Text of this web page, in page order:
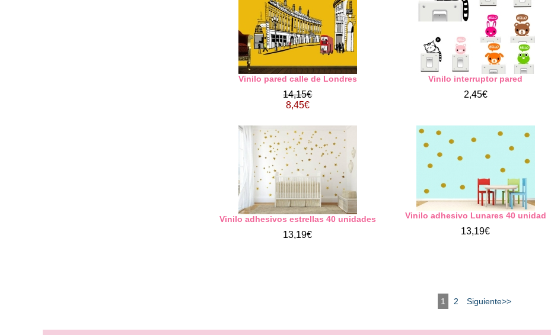
Vinilo pared calle de Londres
14,15€
8,45€
Vinilo interruptor pared
2,45€
Vinilo adhesivos estrellas 40 unidades
13,19€
Vinilo adhesivo Lunares 40 unidad
13,19€
1 2 Siguiente>>